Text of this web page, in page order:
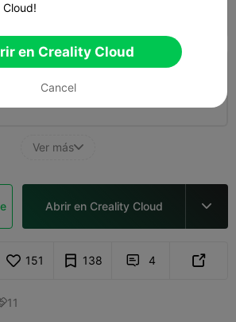

Ver más
Abrir en Creality Cloud 
151 138  4 
11
en Creality Cloud
Cancel